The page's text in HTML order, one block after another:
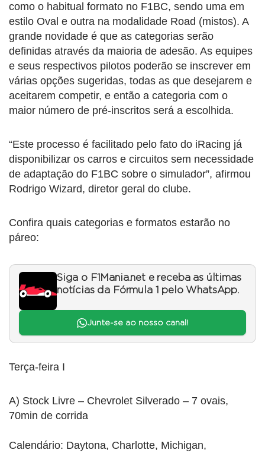
como o habitual formato no F1BC, sendo uma em
estilo Oval e outra na modalidade Road (mistos). A
grande novidade é que as categorias serão
definidas através da maioria de adesão. As equipes
e seus respectivos pilotos poderão se inscrever em
várias opções sugeridas, todas as que desejarem e
aceitarem competir, e então a categoria com o
maior número de pré-inscritos será a escolhida.
“Este processo é facilitado pelo fato do iRacing já
disponibilizar os carros e circuitos sem necessidade
de adaptação do F1BC sobre o simulador”, afirmou
Rodrigo Wizard, diretor geral do clube.
Confira quais categorias e formatos estarão no
páreo:
Siga o F1Mania.net e receba as últimas
notícias da Fórmula 1 pelo WhatsApp.
Junte-se ao nosso canal!
Terça-feira I
A) Stock Livre – Chevrolet Silverado – 7 ovais,
70min de corrida
Calendário: Daytona, Charlotte, Michigan,